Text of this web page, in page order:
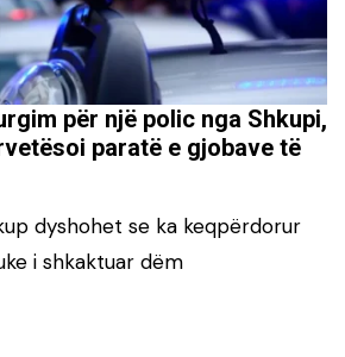
për një polic nga Shkupi,
paratë e gjobave të
dyshohet se ka keqpërdorur
i shkaktuar dëm